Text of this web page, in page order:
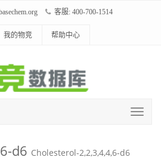
客服: 400-700-1514
我的物竞 帮助中心
d6 Cholesterol-2,2,3,4,4,6-d6